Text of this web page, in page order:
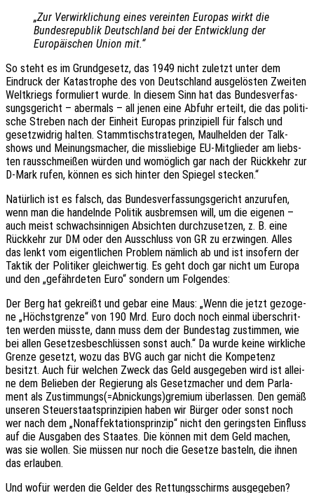
„Zur Verwirk­li­chung eines verein­ten Euro­pas wirkt die
Bundes­re­pu­blik Deutsch­land bei der Entwick­lung der
Euro­päi­schen Union mit.“
So steht es im Grund­ge­setz, das 1949 nicht zuletzt unter dem
Eindruck der Kata­stro­phe des von Deutsch­land ausge­lös­ten Zwei­ten
Welt­kriegs formu­liert wurde. In diesem Sinn hat das Bundes­ver­fas­
sungs­ge­richt – aber­mals – all jenen eine Abfuhr erteilt, die das poli­ti­
sche Stre­ben nach der Einheit Euro­pas prin­zi­pi­ell für falsch und
gesetz­wid­rig halten. Stamm­tisch­stra­te­gen, Maul­hel­den der Talk­
shows und Meinungs­ma­cher, die miss­lie­bi­ge EU-Mitglie­der am liebs­
ten raus­schmei­ßen würden und womög­lich gar nach der Rück­kehr zur
D‑Mark rufen, können es sich hinter den Spie­gel stecken.“
Natür­lich ist es falsch, das Bundes­ver­fas­sungs­ge­richt anzu­ru­fen,
wenn man die handeln­de Poli­tik ausbrem­sen will, um die eige­nen –
auch meist schwach­sin­ni­gen Absich­ten durch­zu­set­zen, z. B. eine
Rück­kehr zur DM oder den Ausschluss von GR zu erzwin­gen. Alles
das lenkt vom eigent­li­chen Problem nämlich ab und ist inso­fern der
Taktik der Poli­ti­ker gleich­wer­tig. Es geht doch gar nicht um Europa
und den „gefähr­de­ten Euro“ sondern um Folgendes:
Der Berg hat gekreißt und gebar eine Maus: „Wenn die jetzt gezo­ge­
ne „Höchst­gren­ze“ von 190 Mrd. Euro doch noch einmal über­schrit­
ten werden müsste, dann muss dem der Bundes­tag zustim­men, wie
bei allen Geset­zes­be­schlüs­sen sonst auch.“ Da wurde keine wirk­li­che
Grenze gesetzt, wozu das BVG auch gar nicht die Kompe­tenz
besitzt. Auch für welchen Zweck das Geld ausge­ge­ben wird ist allei­
ne dem Belie­ben der Regie­rung als Gesetz­ma­cher und dem Parla­
ment als Zustimmungs(=Abnickungs)gremium über­las­sen. Den gemäß
unse­ren Steu­er­staats­prin­zi­pi­en haben wir Bürger oder sonst noch
wer nach dem „Nonaf­fekt­a­ti­ons­prin­zip“ nicht den gerings­ten Einfluss
auf die Ausga­ben des Staa­tes. Die können mit dem Geld machen,
was sie wollen. Sie müssen nur noch die Geset­ze basteln, die ihnen
das erlauben.
Und wofür werden die Gelder des Rettungs­schirms ausge­ge­ben?